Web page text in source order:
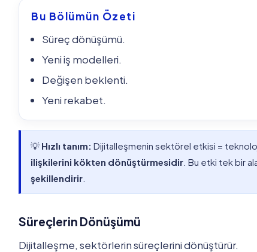
Bu Bölümün Özeti
Süreç dönüşümü.
Yeni iş modelleri.
Değişen beklenti.
Yeni rekabet.
💡 Hızlı tanım: Dijitalleşmenin sektörel etkisi =
ilişkilerini kökten dönüştürmesidir . Bu etki tek bir
şekillendirir
Süreçlerin Dönüşümü
Dijitalleşme, sektörlerin süreçlerini dönüştürür.